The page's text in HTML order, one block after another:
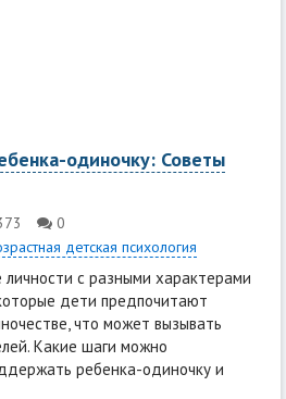
одиночку: Советы
0
детская психология
с разными характерами
дети предпочитают
что может вызывать
Какие шаги можно
ребенка-одиночку и